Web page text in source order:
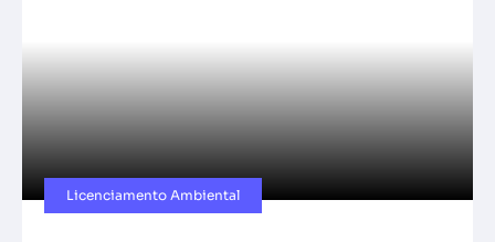
Licenciamento Ambiental